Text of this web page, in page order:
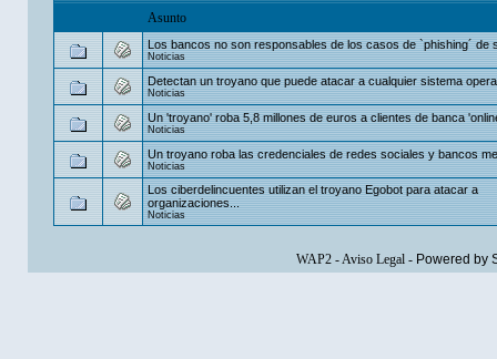
Asunto
Los bancos no son responsables de los casos de `phishing´ de
Noticias
Detectan un troyano que puede atacar a cualquier sistema
Noticias
Un 'troyano' roba 5,8 millones de euros a clientes de banca
Noticias
Un troyano roba las credenciales de redes sociales y bancos
Noticias
Los ciberdelincuentes utilizan el troyano Egobot para atacar a
organizaciones...
Noticias
WAP2-Aviso Legal- Powered by